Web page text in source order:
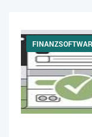
ERP
HANDEL HR
IT AUS- UND